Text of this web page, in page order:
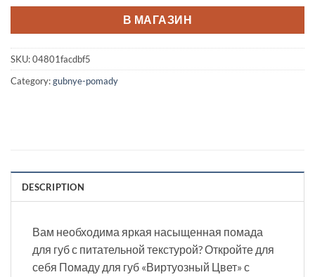
В МАГАЗИН
SKU:04801facdbf5
Category:gubnye-pomady
DESCRIPTION
Вам необходима яркая насыщенная помада
для губ с питательной текстурой? Откройте для
себя Помаду для губ «Виртуозный Цвет» с